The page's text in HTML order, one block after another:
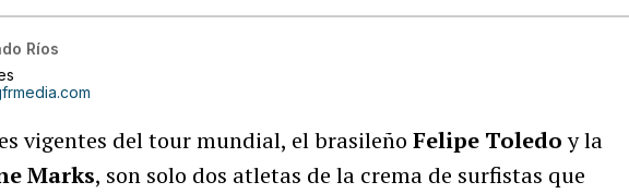
Ríos
vigentes del tour mundial, el brasileñoFelipe Toledoy la
Marks, son solo dos atletas de la crema de surfistas que